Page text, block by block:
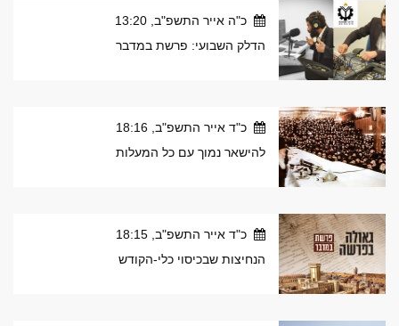
כ"ה אייר התשפ"ב, 13:20
הדלק השבועי: פרשת במדבר
כ"ד אייר התשפ"ב, 18:16
להישאר נמוך עם כל המעלות
כ"ד אייר התשפ"ב, 18:15
הנחיצות שבכיסוי כלי-הקודש